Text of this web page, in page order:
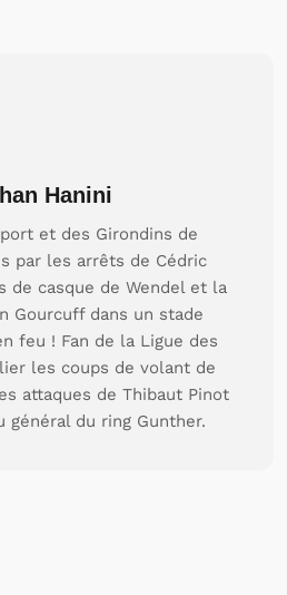
Hanini
et des Girondins de
par les arrêts de Cédric
de casque de Wendel et la
Gourcuff dans un stade
feu ! Fan de la Ligue des
les coups de volant de
attaques de Thibaut Pinot
général du ring Gunther.